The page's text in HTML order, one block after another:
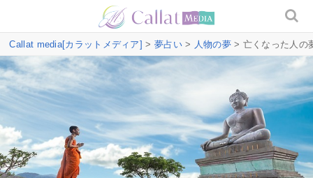
Callat media[カラットメディア] > 夢占い> 人物の夢> 亡くなった人の